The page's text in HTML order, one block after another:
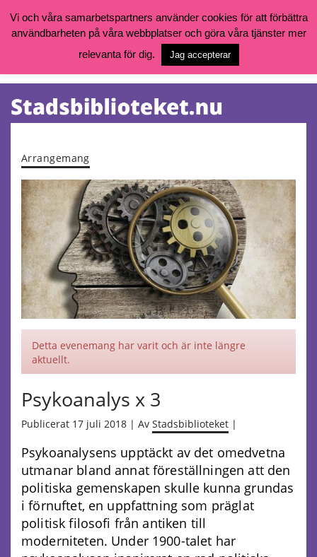
Vill du söka böcker, logga in på ditt bibliotekskonto eller nå övriga
goteborg.se/bibliotek
Öppettider, katalog och kontakt
Tjänster
Arrangemang
Detta evenemang har varit och är inte längre
aktuellt.
Psykoanalys x 3
Publicerat 17 juli 2018 | Av Stadsbiblioteket |
Psykoanalysens upptäckt av det omedvetna
utmanar bland annat föreställningen att den
politiska gemenskapen skulle kunna grundas
i förnuftet, en uppfattning som präglat
politisk filosofi från antiken till
moderniteten. Under 1900-talet har
Vi och våra samarbetspartners använder cookies för att förbättra
användbarheten på våra webbplatser och göra våra tjänster mer
relevanta för dig.
Jag accepterar